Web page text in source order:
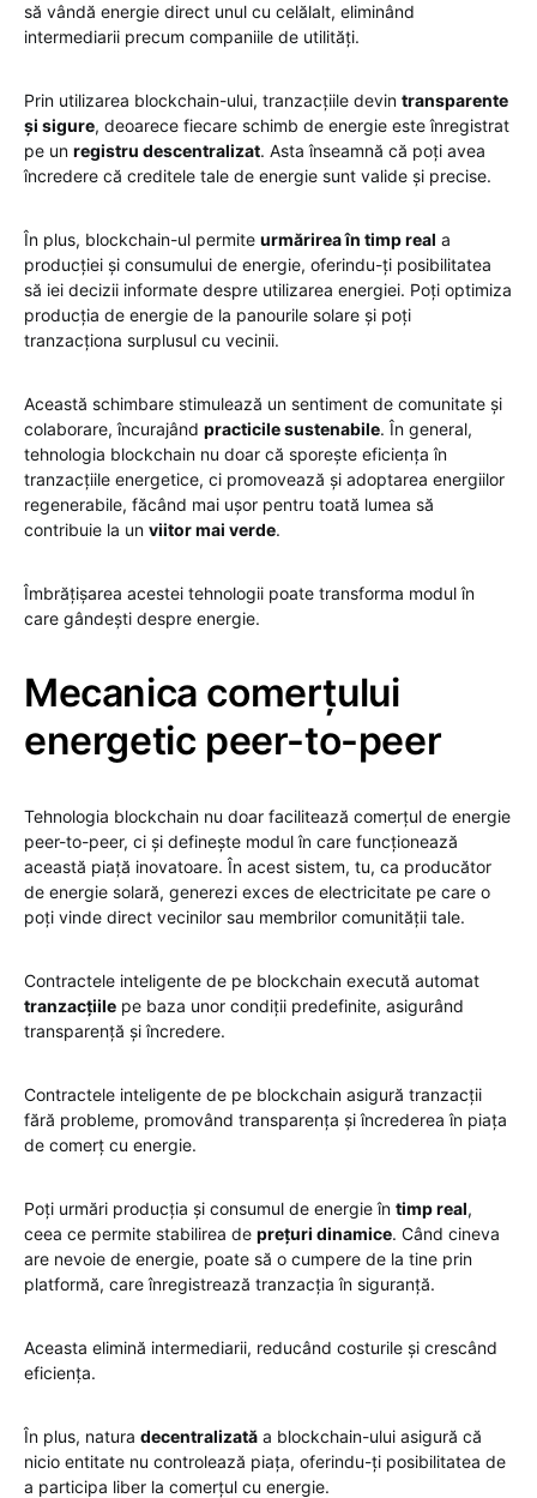
să vândă energie direct unul cu celălalt, eliminând
intermediarii precum companiile de utilități.
Prin utilizarea blockchain-ului, tranzacțiile devin transparente
și sigure, deoarece fiecare schimb de energie este înregistrat
pe un registru descentralizat. Asta înseamnă că poți avea
încredere că creditele tale de energie sunt valide și precise.
În plus, blockchain-ul permite urmărirea în timp real a
producției și consumului de energie, oferindu-ți posibilitatea
să iei decizii informate despre utilizarea energiei. Poți optimiza
producția de energie de la panourile solare și poți
tranzacționa surplusul cu vecinii.
Această schimbare stimulează un sentiment de comunitate și
colaborare, încurajând practicile sustenabile. În general,
tehnologia blockchain nu doar că sporește eficiența în
tranzacțiile energetice, ci promovează și adoptarea energiilor
regenerabile, făcând mai ușor pentru toată lumea să
contribuie la un viitor mai verde.
Îmbrățișarea acestei tehnologii poate transforma modul în
care gândești despre energie.
Mecanica comerțului
energetic peer-to-peer
Tehnologia blockchain nu doar facilitează comerțul de energie
peer-to-peer, ci și definește modul în care funcționează
această piață inovatoare. În acest sistem, tu, ca producător
de energie solară, generezi exces de electricitate pe care o
poți vinde direct vecinilor sau membrilor comunității tale.
Contractele inteligente de pe blockchain execută automat
tranzacțiile pe baza unor condiții predefinite, asigurând
transparență și încredere.
Contractele inteligente de pe blockchain asigură tranzacții
fără probleme, promovând transparența și încrederea în piața
de comerț cu energie.
Poți urmări producția și consumul de energie în timp real,
ceea ce permite stabilirea de prețuri dinamice. Când cineva
are nevoie de energie, poate să o cumpere de la tine prin
platformă, care înregistrează tranzacția în siguranță.
Aceasta elimină intermediarii, reducând costurile și crescând
eficiența.
În plus, natura decentralizată a blockchain-ului asigură că
nicio entitate nu controlează piața, oferindu-ți posibilitatea de
a participa liber la comerțul cu energie.